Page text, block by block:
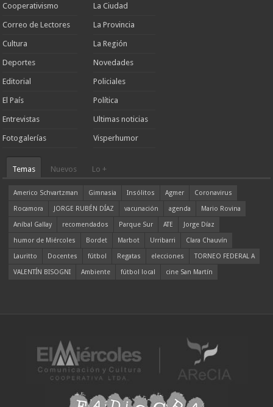
Cooperativismo
Correo de Lectores
Cultura
Deportes
Editorial
El País
Entrevistas
Fotogalerías
La Ciudad
La Provincia
La Región
Novedades
Policiales
Política
Ultimas noticias
Visperhumor
Temas Nuevos Lo +
Americo Schvartzman Gimnasia Insólitos Agmer
Coronavirus
Rocamora
JORGE RUBÉN DÍAZ vacunación agenda
Mario Rovina
Aníbal Gallay
recomendados Parque Sur ATE
Jorge Díaz
humor de Miércoles
Bordet Marbot Urribarri
Clara Chauvín
Lauritto
Docentes fútbol Regatas elecciones
TORNEO FEDERAL A
VALENTÍN BISOGNI
Ambiente fútbol local cine San Martín